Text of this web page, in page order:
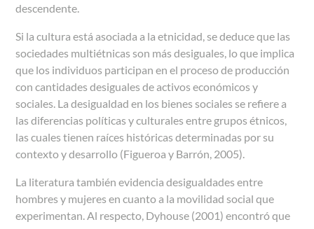
descendente.
Si la cultura está asociada a la etnicidad, se deduce que las
sociedades multiétnicas son más desiguales, lo que implica
que los individuos participan en el proceso de producción
con cantidades desiguales de activos económicos y
sociales. La desigualdad en los bienes sociales se refiere a
las diferencias políticas y culturales entre grupos étnicos,
las cuales tienen raíces históricas determinadas por su
contexto y desarrollo (Figueroa y Barrón, 2005).
La literatura también evidencia desigualdades entre
hombres y mujeres en cuanto a la movilidad social que
experimentan. Al respecto, Dyhouse (2001) encontró que